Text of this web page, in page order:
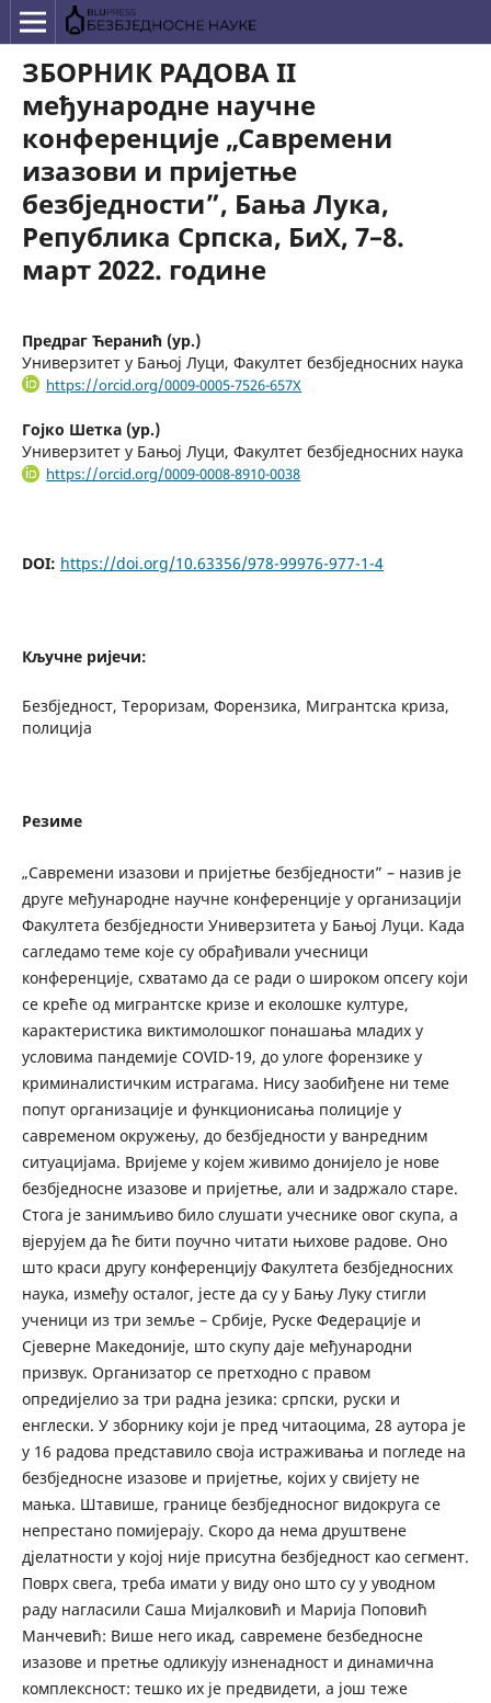
ЗБОРНИК РАДОВА II
међународне научне
конференције „Савремени
изазови и пријетње
безбједности”, Бања Лука,
Република Српска, БиХ, 7–8.
март 2022. године
Предраг Ћеранић (ур.)
Универзитет у Бањој Луци, Факултет безбједносних наука
https://orcid.org/0009-0005-7526-657X
Гојко Шетка (ур.)
Универзитет у Бањој Луци, Факултет безбједносних наука
https://orcid.org/0009-0008-8910-0038
DOI: https://doi.org/10.63356/978-99976-977-1-4
Кључне ријечи:
Безбједност, Тероризам, Форензика, Мигрантска криза,
полиција
Резиме
„Савремени изазови и пријетње безбједности” – назив је
друге међународне научне конференције у организацији
Факултета безбједности Универзитета у Бањој Луци. Када
сагледамо теме које су обрађивали учесници
конференције, схватамо да се ради о широком опсегу који
се креће од мигрантске кризе и еколошке културе,
карактеристика виктимолошког понашања младих у
условима пандемије COVID-19, до улоге форензике у
криминалистичким истрагама. Нису заобиђене ни теме
попут организације и функционисања полиције у
савременом окружењу, до безбједности у ванредним
ситуацијама. Вријеме у којем живимо донијело је нове
безбједносне изазове и пријетње, али и задржало старе.
Стога је занимљиво било слушати учеснике овог скупа, а
вјерујем да ће бити поучно читати њихове радове. Оно
што краси другу конференцију Факултета безбједносних
наука, између осталог, јесте да су у Бању Луку стигли
ученици из три земље – Србије, Руске Федерације и
Сјеверне Македоније, што скупу даје међународни
призвук. Организатор се претходно с правом
опредијелио за три радна језика: српски, руски и
енглески. У зборнику који је пред читаоцима, 28 аутора је
у 16 радова представило своја истраживања и погледе на
безбједносне изазове и пријетње, којих у свијету не
мањка. Штавише, границе безбједносног видокруга се
непрестано помијерају. Скоро да нема друштвене
дјелатности у којој није присутна безбједност као сегмент.
Поврх свега, треба имати у виду оно што су у уводном
раду нагласили Саша Мијалковић и Марија Поповић
Манчевић: Више него икад, савремене безбедносне
изазове и претње одликују изненадност и динамична
комплексност: тешко их је предвидети, а још теже